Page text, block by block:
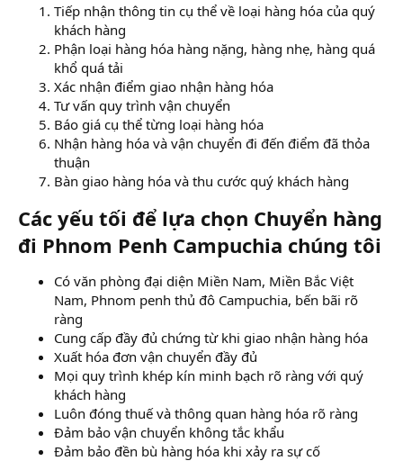
Tiếp nhận thông tin cụ thể về loại hàng hóa của quý
khách hàng
Phận loại hàng hóa hàng nặng, hàng nhẹ, hàng quá
khổ quá tải
Xác nhận điểm giao nhận hàng hóa
Tư vấn quy trình vận chuyển
Báo giá cụ thể từng loại hàng hóa
Nhận hàng hóa và vận chuyển đi đến điểm đã thỏa
thuận
Bàn giao hàng hóa và thu cước quý khách hàng
Các yếu tối để lựa chọn Chuyển hàng
đi Phnom Penh Campuchia chúng tôi
Có văn phòng đại diện Miền Nam, Miền Bắc Việt
Nam, Phnom penh thủ đô Campuchia, bến bãi rõ
ràng
Cung cấp đầy đủ chứng từ khi giao nhận hàng hóa
Xuất hóa đơn vận chuyển đầy đủ
Mọi quy trình khép kín minh bạch rõ ràng với quý
khách hàng
Luôn đóng thuế và thông quan hàng hóa rõ ràng
Đảm bảo vận chuyển không tắc khẩu
Đảm bảo đền bù hàng hóa khi xảy ra sự cố